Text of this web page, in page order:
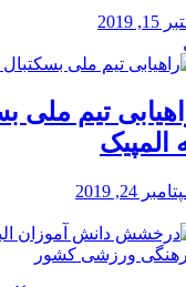
15, 2019
تیم ملی
المپیک
24, 2019